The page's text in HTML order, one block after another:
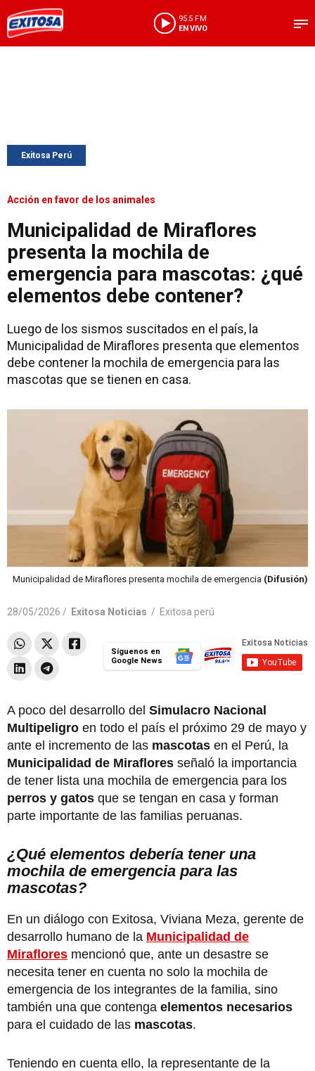
95.5 FM
EN VIVO
Exitosa Perú
Acción en favor de los animales
Municipalidad de Miraflores
presenta la mochila de
emergencia para mascotas: ¿qué
elementos debe contener?
Luego de los sismos suscitados en el país, la
Municipalidad de Miraflores presenta que elementos
debe contener la mochila de emergencia para las
mascotas que se tienen en casa.
Municipalidad de Miraflores presenta mochila de emergencia (Difusión)
28/05/2026 / Exitosa Noticias / Exitosa perú
Síguenos en
Google News
A poco del desarrollo del Simulacro Nacional
Multipeligro en todo el país el próximo 29 de mayo y
ante el incremento de las mascotas en el Perú, la
Municipalidad de Miraflores señaló la importancia
de tener lista una mochila de emergencia para los
perros y gatos que se tengan en casa y forman
parte importante de las familias peruanas.
¿Qué elementos debería tener una
mochila de emergencia para las
mascotas?
En un diálogo con Exitosa, Viviana Meza, gerente de
desarrollo humano de la Municipalidad de
Miraflores mencionó que, ante un desastre se
necesita tener en cuenta no solo la mochila de
emergencia de los integrantes de la familia, sino
también una que contenga elementos necesarios
para el cuidado de las mascotas.
Teniendo en cuenta ello, la representante de la